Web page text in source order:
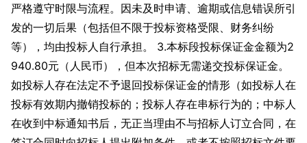
严格遵守时限与流程。因未及时申请、逾期或信息错误所引
发的一切后果（包括但不限于投标资格受限、财务纠纷
等），均由投标人自行承担。 3.本标段投标保证金金额为2
940.80元（人民币），但本次招标无需递交投标保证金。
如投标人存在法定不予退回投标保证金的情形（如投标人在
投标有效期内撤销投标的；投标人存在串标行为的；中标人
在收到中标通知书后，无正当理由不与招标人订立合同，在